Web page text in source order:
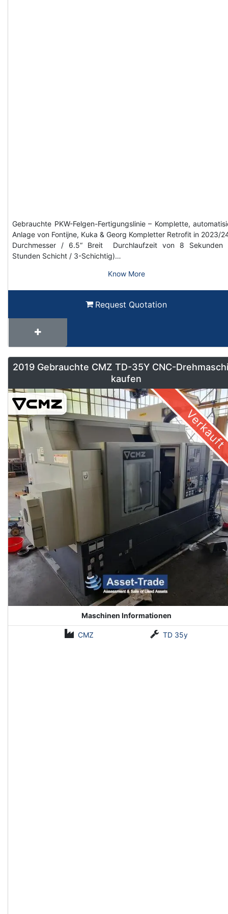
Gebrauchte PKW-Felgen-Fertigungslinie – Komplette,
Anlage von Fontijne, Kuka & Georg Kompletter Retrofit in 2023/
Durchmesser / 6.5“ Breit Durchlaufzeit von 8 Sekunden
Stunden Schicht / 3-Schichtig)…
Know More
Request Quotation
2019 Gebrauchte CMZ TD-35Y CNC-
kaufen
Verkauft
Maschinen Informationen
CMZ TD 35y